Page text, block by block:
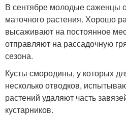
В сентябре молодые саженцы
маточного растения. Хорошо
высаживают на постоянное
отправляют на рассадочную
сезона.
Кусты смородины, у которых
несколько отводков,
растений удаляют часть
кустарников.